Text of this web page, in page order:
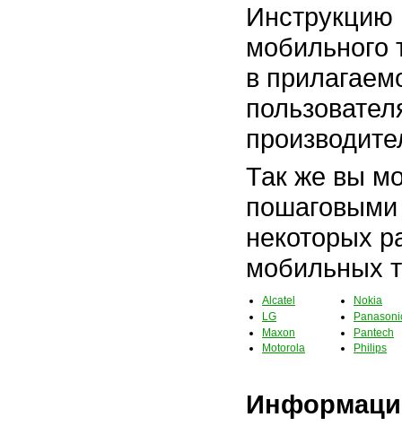
Инструкцию
мобильного
в
Так же вы
пошаговыми
некоторых
мобильных
Alcatel
LG
Maxon
Motorola
Nokia
Pantech
Philips